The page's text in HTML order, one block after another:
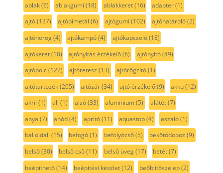
ablak(6) ablakgumi (18) ablakkeret(16) adapter(1)
ajtó(137) ajtóbimetál (6) ajtógumi (102) ajtóhatároló(2)
ajtóhorog(4) ajtókampó(4) ajtókapcsoló(18)
ajtókeret(18) ajtónyitás érzékelő(6) ajtónyitó(49)
ajtópolc(122) ajtóretesz (13) ajtórögzítő(1)
ajtótartozék(205) ajtózár(34) ajtó érzékelő(9) akku(12)
akril (1) alj (1) alsó(33) aluminium(5) alátét(7)
anya (7) anód(4) aprító(11) aquastop(4) aszaló(1)
bal oldali (15) befogó(1) befolyócső(5) bekötődoboz (9)
belső(30) belső cső(11) belső üveg(17) betét(7)
beépíthető(14) beépítési készlet(12) beőblítőszelep(2)